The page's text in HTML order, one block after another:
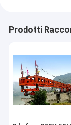
Prodotti